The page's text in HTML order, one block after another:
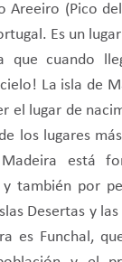
Areeiro (Pico
Es un
que cuando
La isla de
el lugar de
los lugares
está
también por
Desertas y las
es Funchal,